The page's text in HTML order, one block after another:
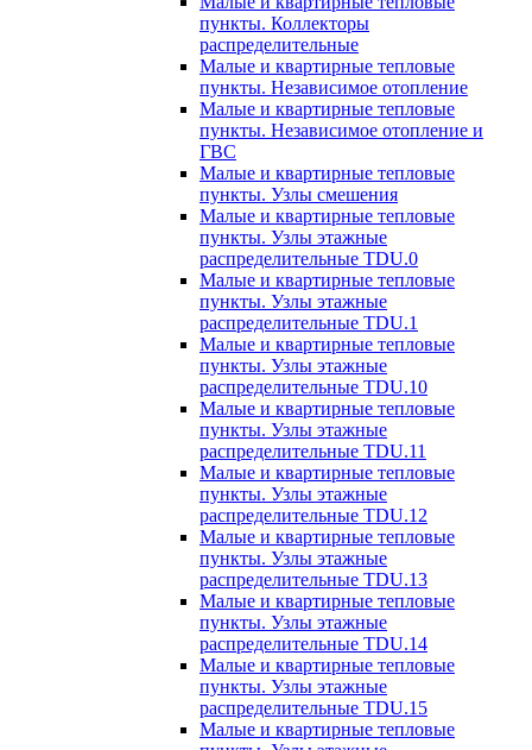
пункты. Коллекторы
распределительные
Малые и квартирные тепловые
пункты. Независимое отопление
Малые и квартирные тепловые
пункты. Независимое отопление и
ГВС
Малые и квартирные тепловые
пункты. Узлы смешения
Малые и квартирные тепловые
пункты. Узлы этажные
распределительные TDU.0
Малые и квартирные тепловые
пункты. Узлы этажные
распределительные TDU.1
Малые и квартирные тепловые
пункты. Узлы этажные
распределительные TDU.10
Малые и квартирные тепловые
пункты. Узлы этажные
распределительные TDU.11
Малые и квартирные тепловые
пункты. Узлы этажные
распределительные TDU.12
Малые и квартирные тепловые
пункты. Узлы этажные
распределительные TDU.13
Малые и квартирные тепловые
пункты. Узлы этажные
распределительные TDU.14
Малые и квартирные тепловые
пункты. Узлы этажные
распределительные TDU.15
Малые и квартирные тепловые